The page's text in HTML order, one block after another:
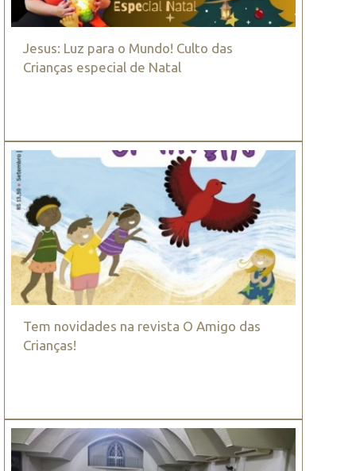
Jesus: Luz para o Mundo! Culto das
Crianças especial de Natal
Tem novidades na revista O Amigo das
Crianças!